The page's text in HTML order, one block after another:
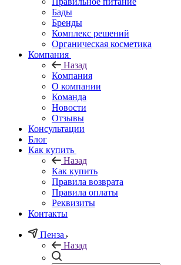
Бады
Бренды
Комплекс решений
Органическая косметика
Компания
Назад
Компания
О компании
Команда
Новости
Отзывы
Консультации
Блог
Как купить
Назад
Как купить
Правила возврата
Правила оплаты
Реквизиты
Контакты
Пенза
Назад